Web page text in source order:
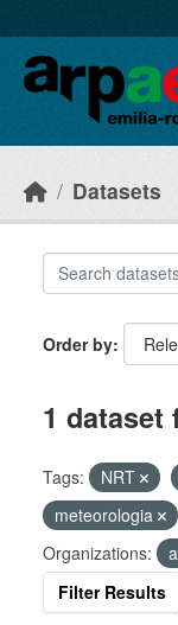
Datasets
Order by
1 dataset
Tags: NRT
meteorologia
Organizations:
Filter Results